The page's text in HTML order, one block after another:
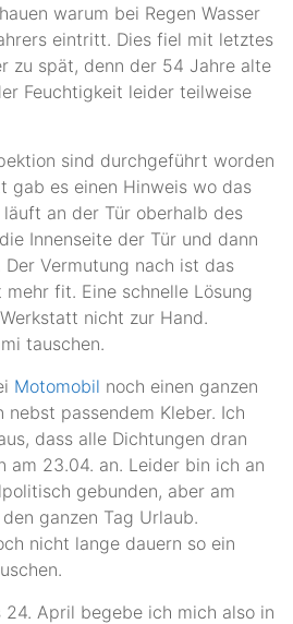
warum bei Regen Wasser
eintritt. Dies fiel mit letztes
zu spät, denn der 54 Jahre alte
Feuchtigkeit leider teilweise
sind durchgeführt worden
gab es einen Hinweis wo das
läuft an der Tür oberhalb des
Innenseite der Tür und dann
Der Vermutung nach ist das
fit. Eine schnelle Lösung
nicht zur Hand.
tauschen.
Motomobil noch einen ganzen
nebst passendem Kleber. Ich
dass alle Dichtungen dran
am 23.04. an. Leider bin ich an
gebunden, aber am
ganzen Tag Urlaub.
nicht lange dauern so ein
24. April begebe ich mich also in